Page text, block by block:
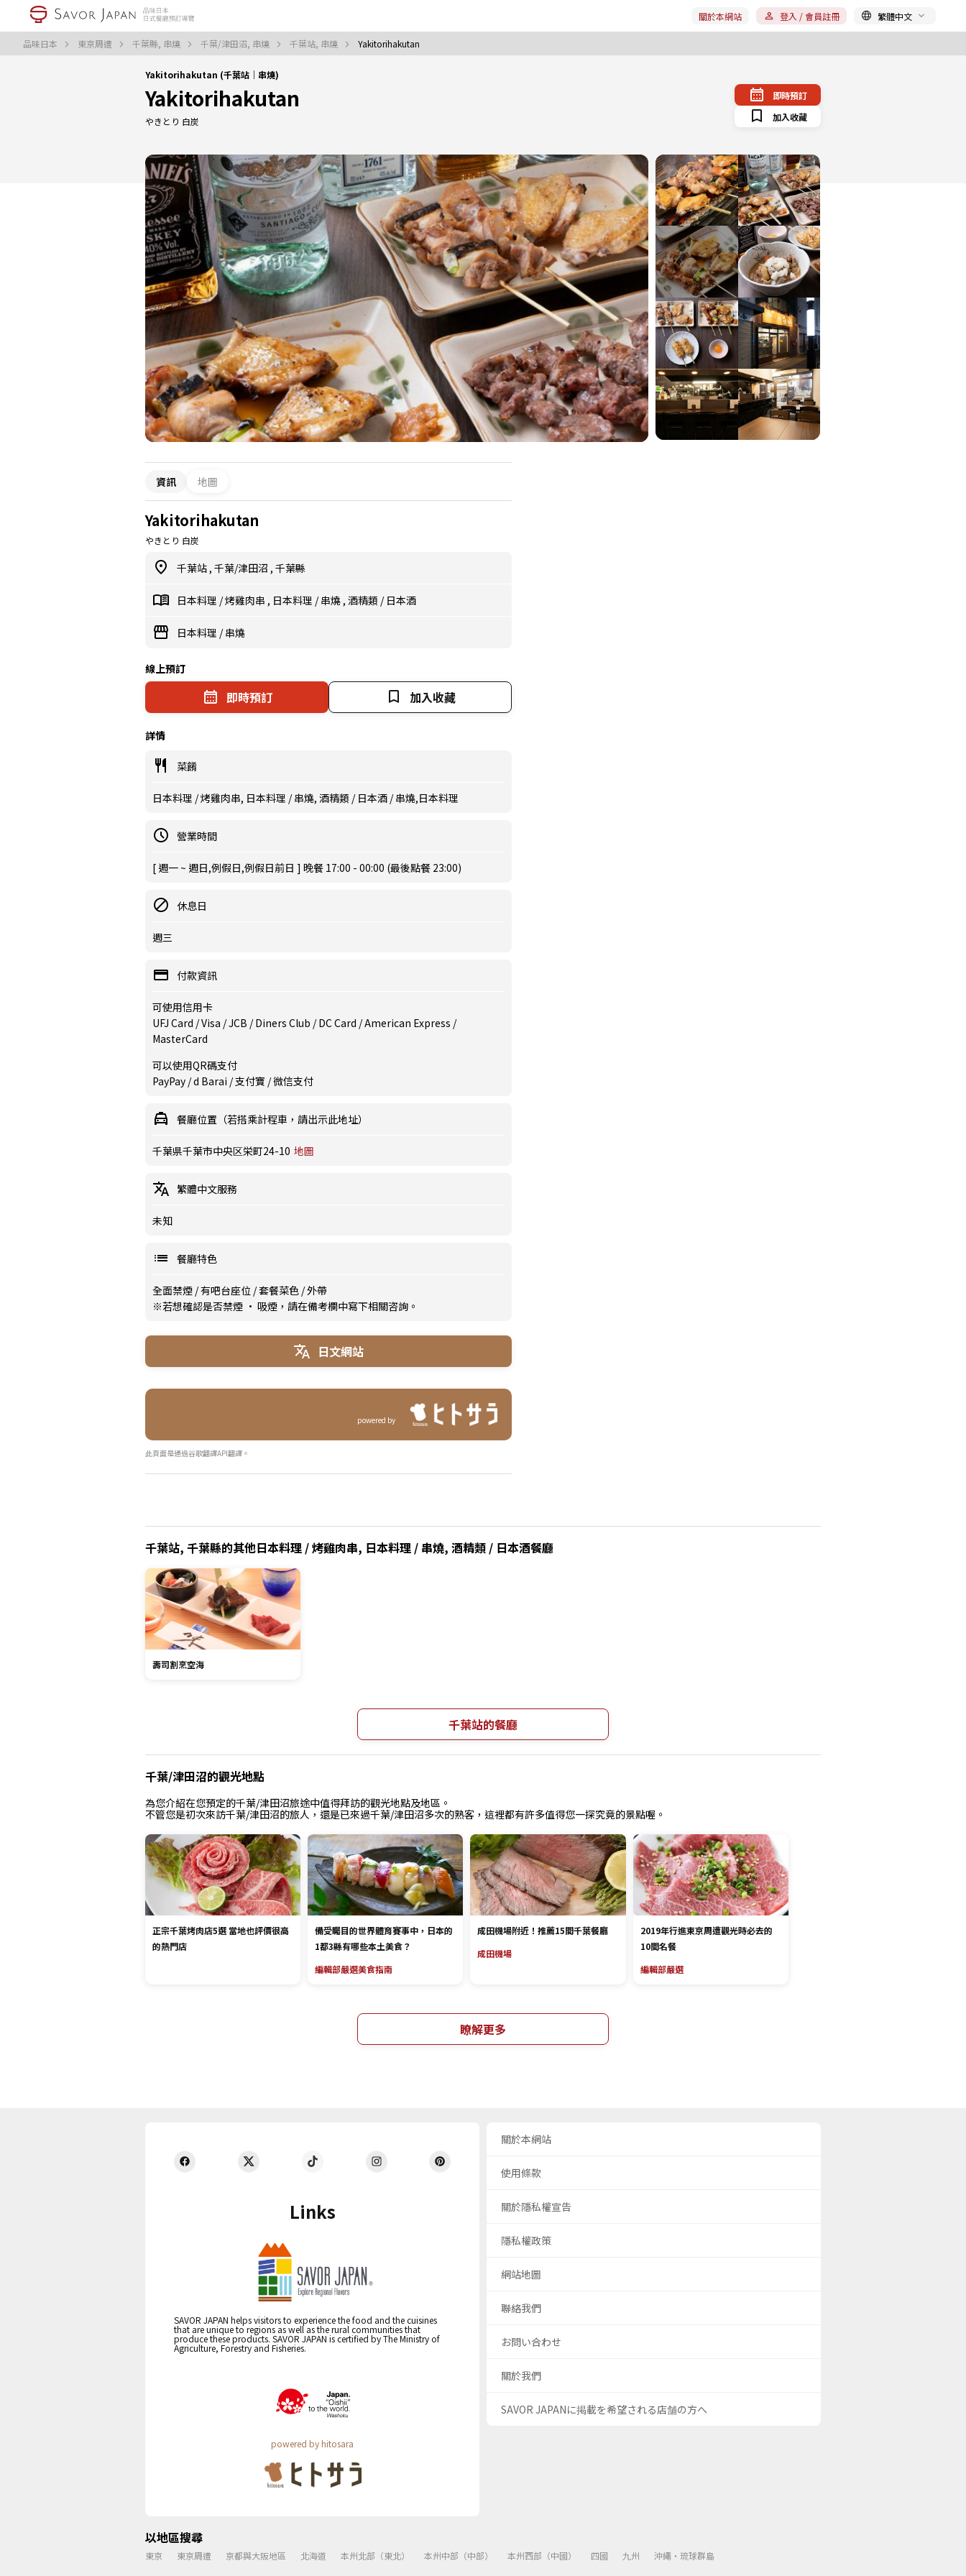
品味日本 東京周遭 千葉縣, 串燒 千葉/津田沼, 串燒 千葉站, 串燒 Yakitorihakutan
關於本網站 登入 / 會員註冊 繁體中文
Yakitorihakutan (千葉站｜串燒)
Yakitorihakutan
やきとり 白炭
即時預訂
加入收藏
資訊 地圖
Yakitorihakutan
やきとり 白炭
千葉站 , 千葉/津田沼 , 千葉縣
日本料理 /烤雞肉串 , 日本料理 /串燒 , 酒精類 / 日本酒
日本料理 /串燒
線上預訂
即時預訂 加入收藏
詳情
菜餚
日本料理 / 烤雞肉串, 日本料理 / 串燒, 酒精類 / 日本酒 / 串燒,日本料理
營業時間
[ 週一 ~ 週日,例假日,例假日前日 ] 晚餐 17:00 - 00:00 (最後點餐 23:00)
休息日
週三
付款資訊
可使用信用卡
UFJ Card / Visa / JCB / Diners Club / DC Card / American Express /
MasterCard
可以使用QR碼支付
PayPay / d Barai / 支付寶 / 微信支付
餐廳位置（若搭乘計程車，請出示此地址）
千葉県千葉市中央区栄町24-10 地圖
繁體中文服務
未知
餐廳特色
全面禁煙 /有吧台座位 /套餐菜色 /外帶
※若想確認是否禁煙 · 吸煙，請在備考欄中寫下相關咨詢。
日文網站
powered by
此頁面是通過谷歌翻譯API翻譯。
千葉站, 千葉縣的其他日本料理 / 烤雞肉串, 日本料理 / 串燒, 酒精類 / 日本酒餐廳
壽司割烹空海
千葉站的餐廳
千葉/津田沼的觀光地點
為您介紹在您預定的千葉/津田沼旅途中值得拜訪的觀光地點及地區。
不管您是初次來訪千葉/津田沼的旅人，還是已來過千葉/津田沼多次的熟客，這裡都有許多值得您一探究竟的景點喔。
正宗千葉烤肉店5選 當地也評價很高
的熱門店
備受矚目的世界體育賽事中，日本的
1都3縣有哪些本土美食？
編輯部嚴選美食指南
成田機場附近！推薦15間千葉餐廳
成田機場
2019年行進東京周遭觀光時必去的
10間名餐
編輯部嚴選
瞭解更多
Links
SAVOR JAPAN helps visitors to experience the food and the cuisines
that are unique to regions as well as the rural communities that
produce these products. SAVOR JAPAN is certified by The Ministry of
Agriculture, Forestry and Fisheries.
powered by hitosara
關於本網站
使用條款
關於隱私權宣告
隱私權政策
網站地圖
聯絡我們
お問い合わせ
關於我們
SAVOR JAPANに掲載を希望される店舗の方へ
以地區搜尋
東京 東京周遭 京都與大阪地區 北海道 本州北部（東北） 本州中部（中部） 本州西部（中國） 四國 九州 沖繩・琉球群島